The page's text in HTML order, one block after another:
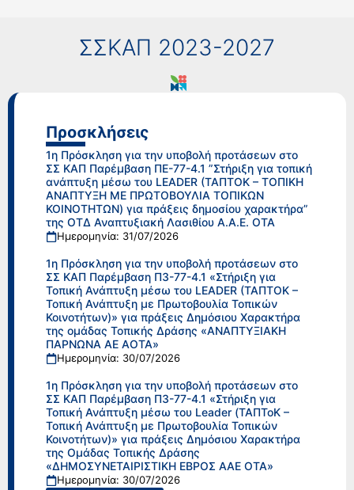
ΣΣΚΑΠ 2023-2027
Προσκλήσεις
1η Πρόσκληση για την υποβολή προτάσεων στο
ΣΣ ΚΑΠ Παρέμβαση ΠΕ-77-4.1 ”Στήριξη για τοπική
ανάπτυξη μέσω του LEADER (ΤΑΠΤΟΚ – ΤΟΠΙΚΗ
ΑΝΑΠΤΥΞΗ ΜΕ ΠΡΩΤΟΒΟΥΛΙΑ ΤΟΠΙΚΩΝ
ΚΟΙΝΟΤΗΤΩΝ) για πράξεις δημοσίου χαρακτήρα”
της ΟΤΔ Αναπτυξιακή Λασιθίου Α.Α.Ε. ΟΤΑ
Ημερομηνία: 31/07/2026
1η Πρόσκληση για την υποβολή προτάσεων στο
ΣΣ ΚΑΠ Παρέμβαση Π3-77-4.1 «Στήριξη για
Τοπική Ανάπτυξη μέσω του LEADER (ΤΑΠΤΟΚ –
Τοπική Ανάπτυξη με Πρωτοβουλία Τοπικών
Κοινοτήτων)» για πράξεις Δημόσιου Χαρακτήρα
της ομάδας Τοπικής Δράσης «ΑΝΑΠΤΥΞΙΑΚΗ
ΠΑΡΝΩΝΑ ΑΕ ΑΟΤΑ»
Ημερομηνία: 30/07/2026
1η Πρόσκληση για την υποβολή προτάσεων στο
ΣΣ ΚΑΠ Παρέμβαση Π3-77-4.1 «Στήριξη για
Τοπική Ανάπτυξη μέσω του Leader (ΤΑΠΤοΚ –
Τοπική Ανάπτυξη με Πρωτοβουλία Τοπικών
Κοινοτήτων)» για πράξεις Δημόσιου Χαρακτήρα
της Ομάδας Τοπικής Δράσης
«ΔΗΜΟΣΥΝΕΤΑΙΡΙΣΤΙΚΗ ΕΒΡΟΣ ΑΑΕ ΟΤΑ»
Ημερομηνία: 30/07/2026